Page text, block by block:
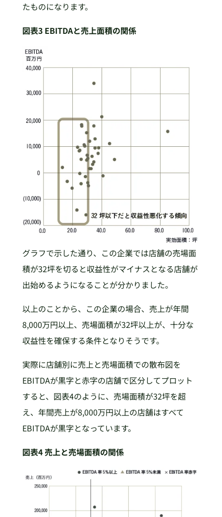
たものになります。
図表3 EBITDAと売上面積の関係
グラフで示した通り、この企業では店舗の売場面
積が32坪を切ると収益性がマイナスとなる店舗が
出始めるようになることが分かりました。
以上のことから、この企業の場合、売上が年間
8,000万円以上、売場面積が32坪以上が、十分な
収益性を確保する条件となりそうです。
実際に店舗別に売上と売場面積での散布図を
EBITDAが黒字と赤字の店舗で区分してプロット
すると、図表4のように、売場面積が32坪を超
え、年間売上が8,000万円以上の店舗はすべて
EBITDAが黒字となっています。
図表4 売上と売場面積の関係